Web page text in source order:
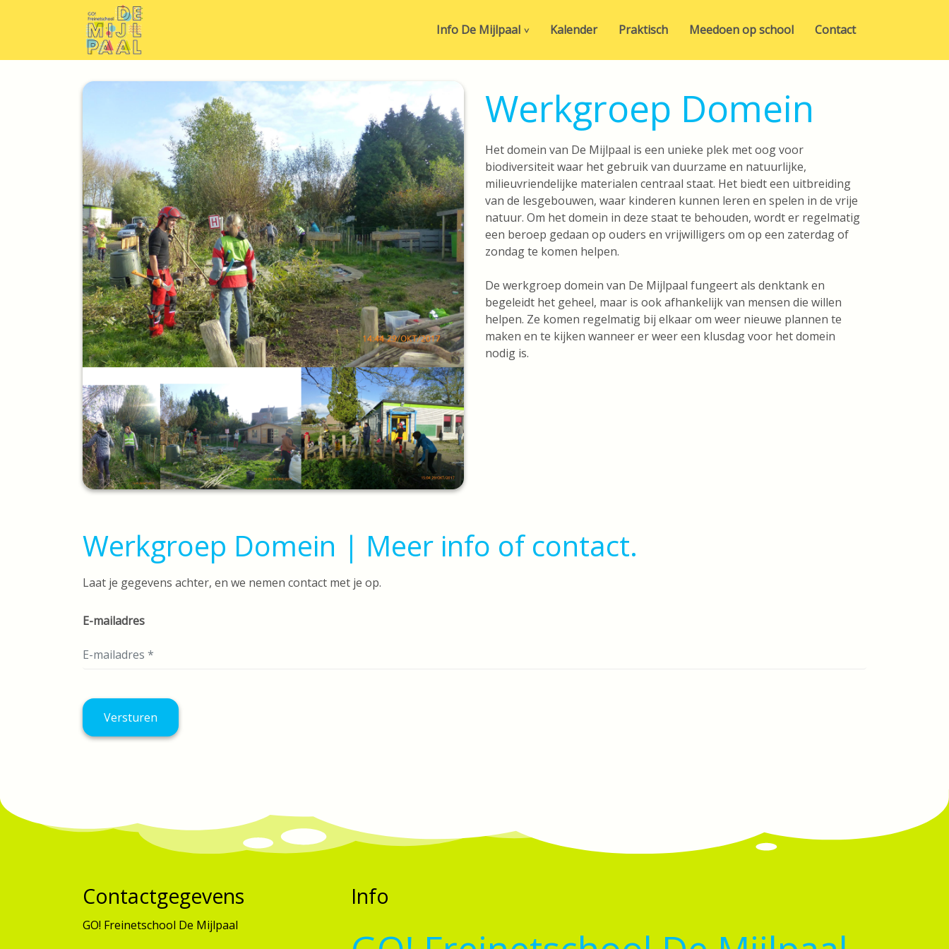
Info De Mijlpaal Kalender Praktisch Meedoen op school Contact
Werkgroep Domein
Het domein van De Mijlpaal is een unieke plek met oog voor
biodiversiteit waar het gebruik van duurzame en natuurlijke,
milieuvriendelijke materialen centraal staat. Het biedt een uitbreiding
van de lesgebouwen, waar kinderen kunnen leren en spelen in de vrije
natuur. Om het domein in deze staat te behouden, wordt er regelmatig
een beroep gedaan op ouders en vrijwilligers om op een zaterdag of
zondag te komen helpen.
De werkgroep domein van De Mijlpaal fungeert als denktank en
begeleidt het geheel, maar is ook afhankelijk van mensen die willen
helpen. Ze komen regelmatig bij elkaar om weer nieuwe plannen te
maken en te kijken wanneer er weer een klusdag voor het domein
nodig is.
Werkgroep Domein | Meer info of contact.
Laat je gegevens achter, en we nemen contact met je op.
E-mailadres
Contactgegevens
GO! Freinetschool De Mijlpaal
Info